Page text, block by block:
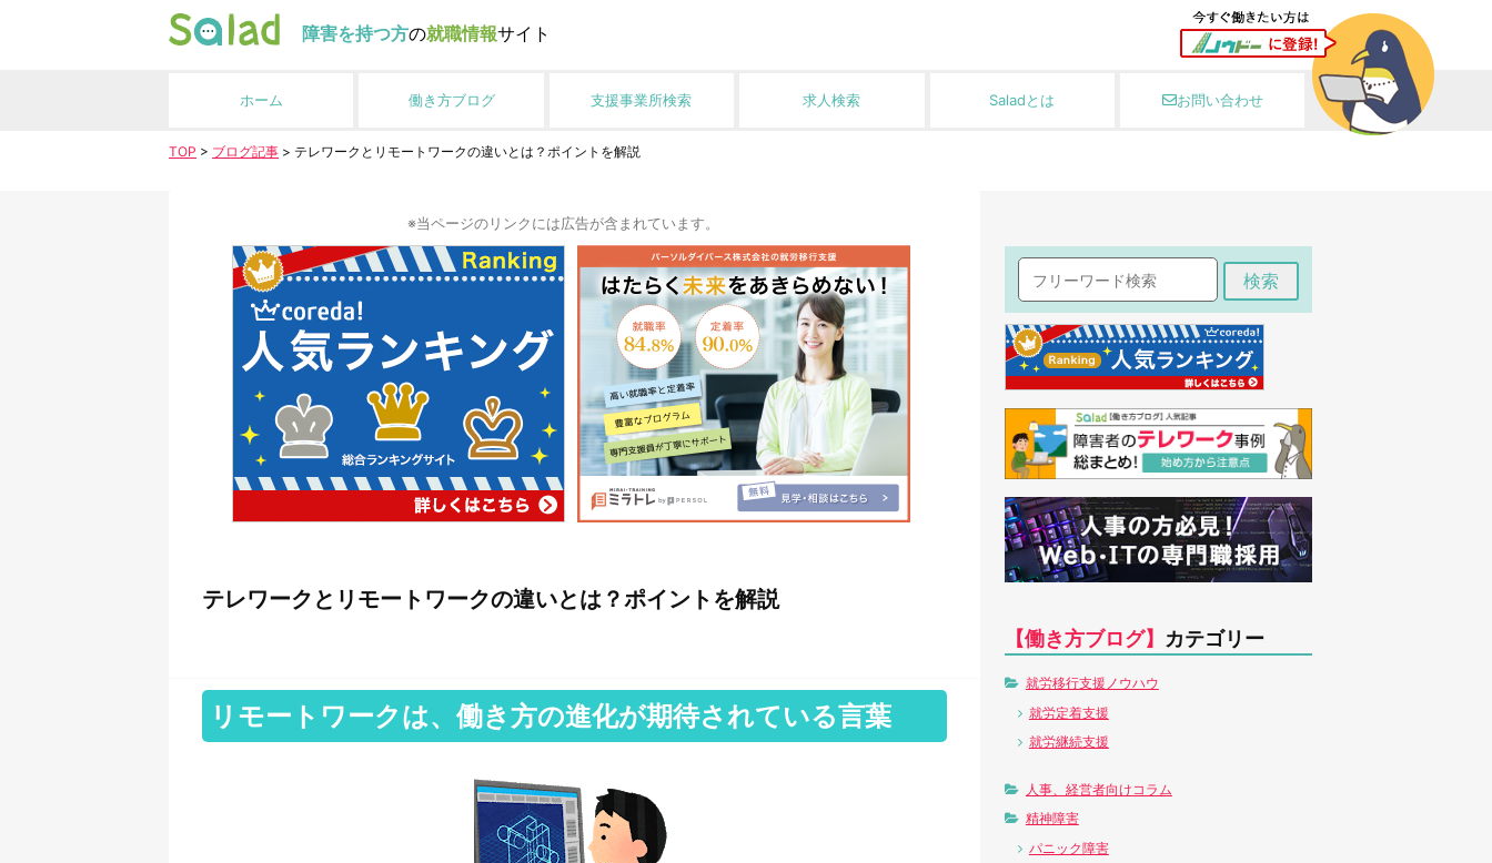
障害を持つ方の就職情報サイト
ホーム 働き方ブログ 支援事業所検索 求人検索 Saladとは お問い合わせ
TOP > ブログ記事 > テレワークとリモートワークの違いとは？ポイントを解説
※当ページのリンクには広告が含まれています。
テレワークとリモートワークの違いとは？ポイントを解説
リモートワークは、働き方の進化が期待されている言葉
検索
【働き方ブログ】 カテゴリー
就労移行支援ノウハウ
就労定着支援
就労継続支援
人事、経営者向けコラム
精神障害
パニック障害